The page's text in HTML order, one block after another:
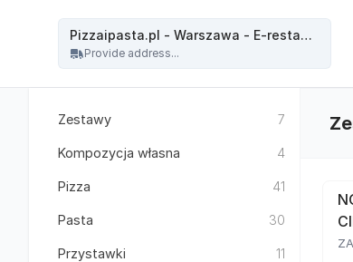
Pizzaipasta.pl - Warszawa - E-restauracja
Provide address...
Zestawy 7
Kompozycja własna 4
Pizza 41
Pasta 30
Przystawki 11